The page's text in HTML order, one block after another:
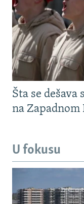
Šta se
na Zapadnom
U fokusu